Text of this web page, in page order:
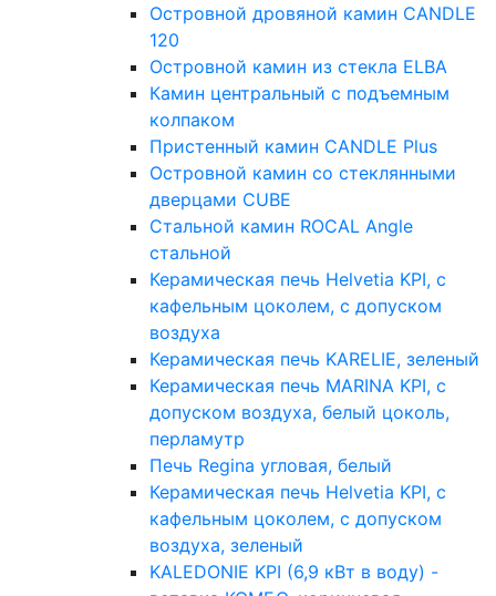
Островной дровяной камин CANDLE
120
Островной камин из стекла ELBA
Камин центральный с подъемным
колпаком
Пристенный камин CANDLE Plus
Островной камин со стеклянными
дверцами CUBE
Стальной камин ROCAL Angle
стальной
Керамическая печь Helvetia KPI, с
кафельным цоколем, с допуском
воздуха
Керамическая печь KARELIE, зеленый
Керамическая печь MARINA KPI, с
допуском воздуха, белый цоколь,
перламутр
Печь Regina угловая, белый
Керамическая печь Helvetia KPI, с
кафельным цоколем, с допуском
воздуха, зеленый
KALEDONIE KPI (6,9 кВт в воду) -